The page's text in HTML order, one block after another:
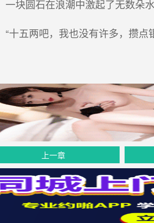
一块圆石在浪潮中激起了无数朵
“十五两吧，我也没有许多，攒点
上一章